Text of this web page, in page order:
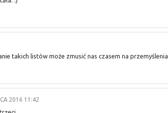
takich listów może zmusić nas czasem na przemyślenia
2016 11:42